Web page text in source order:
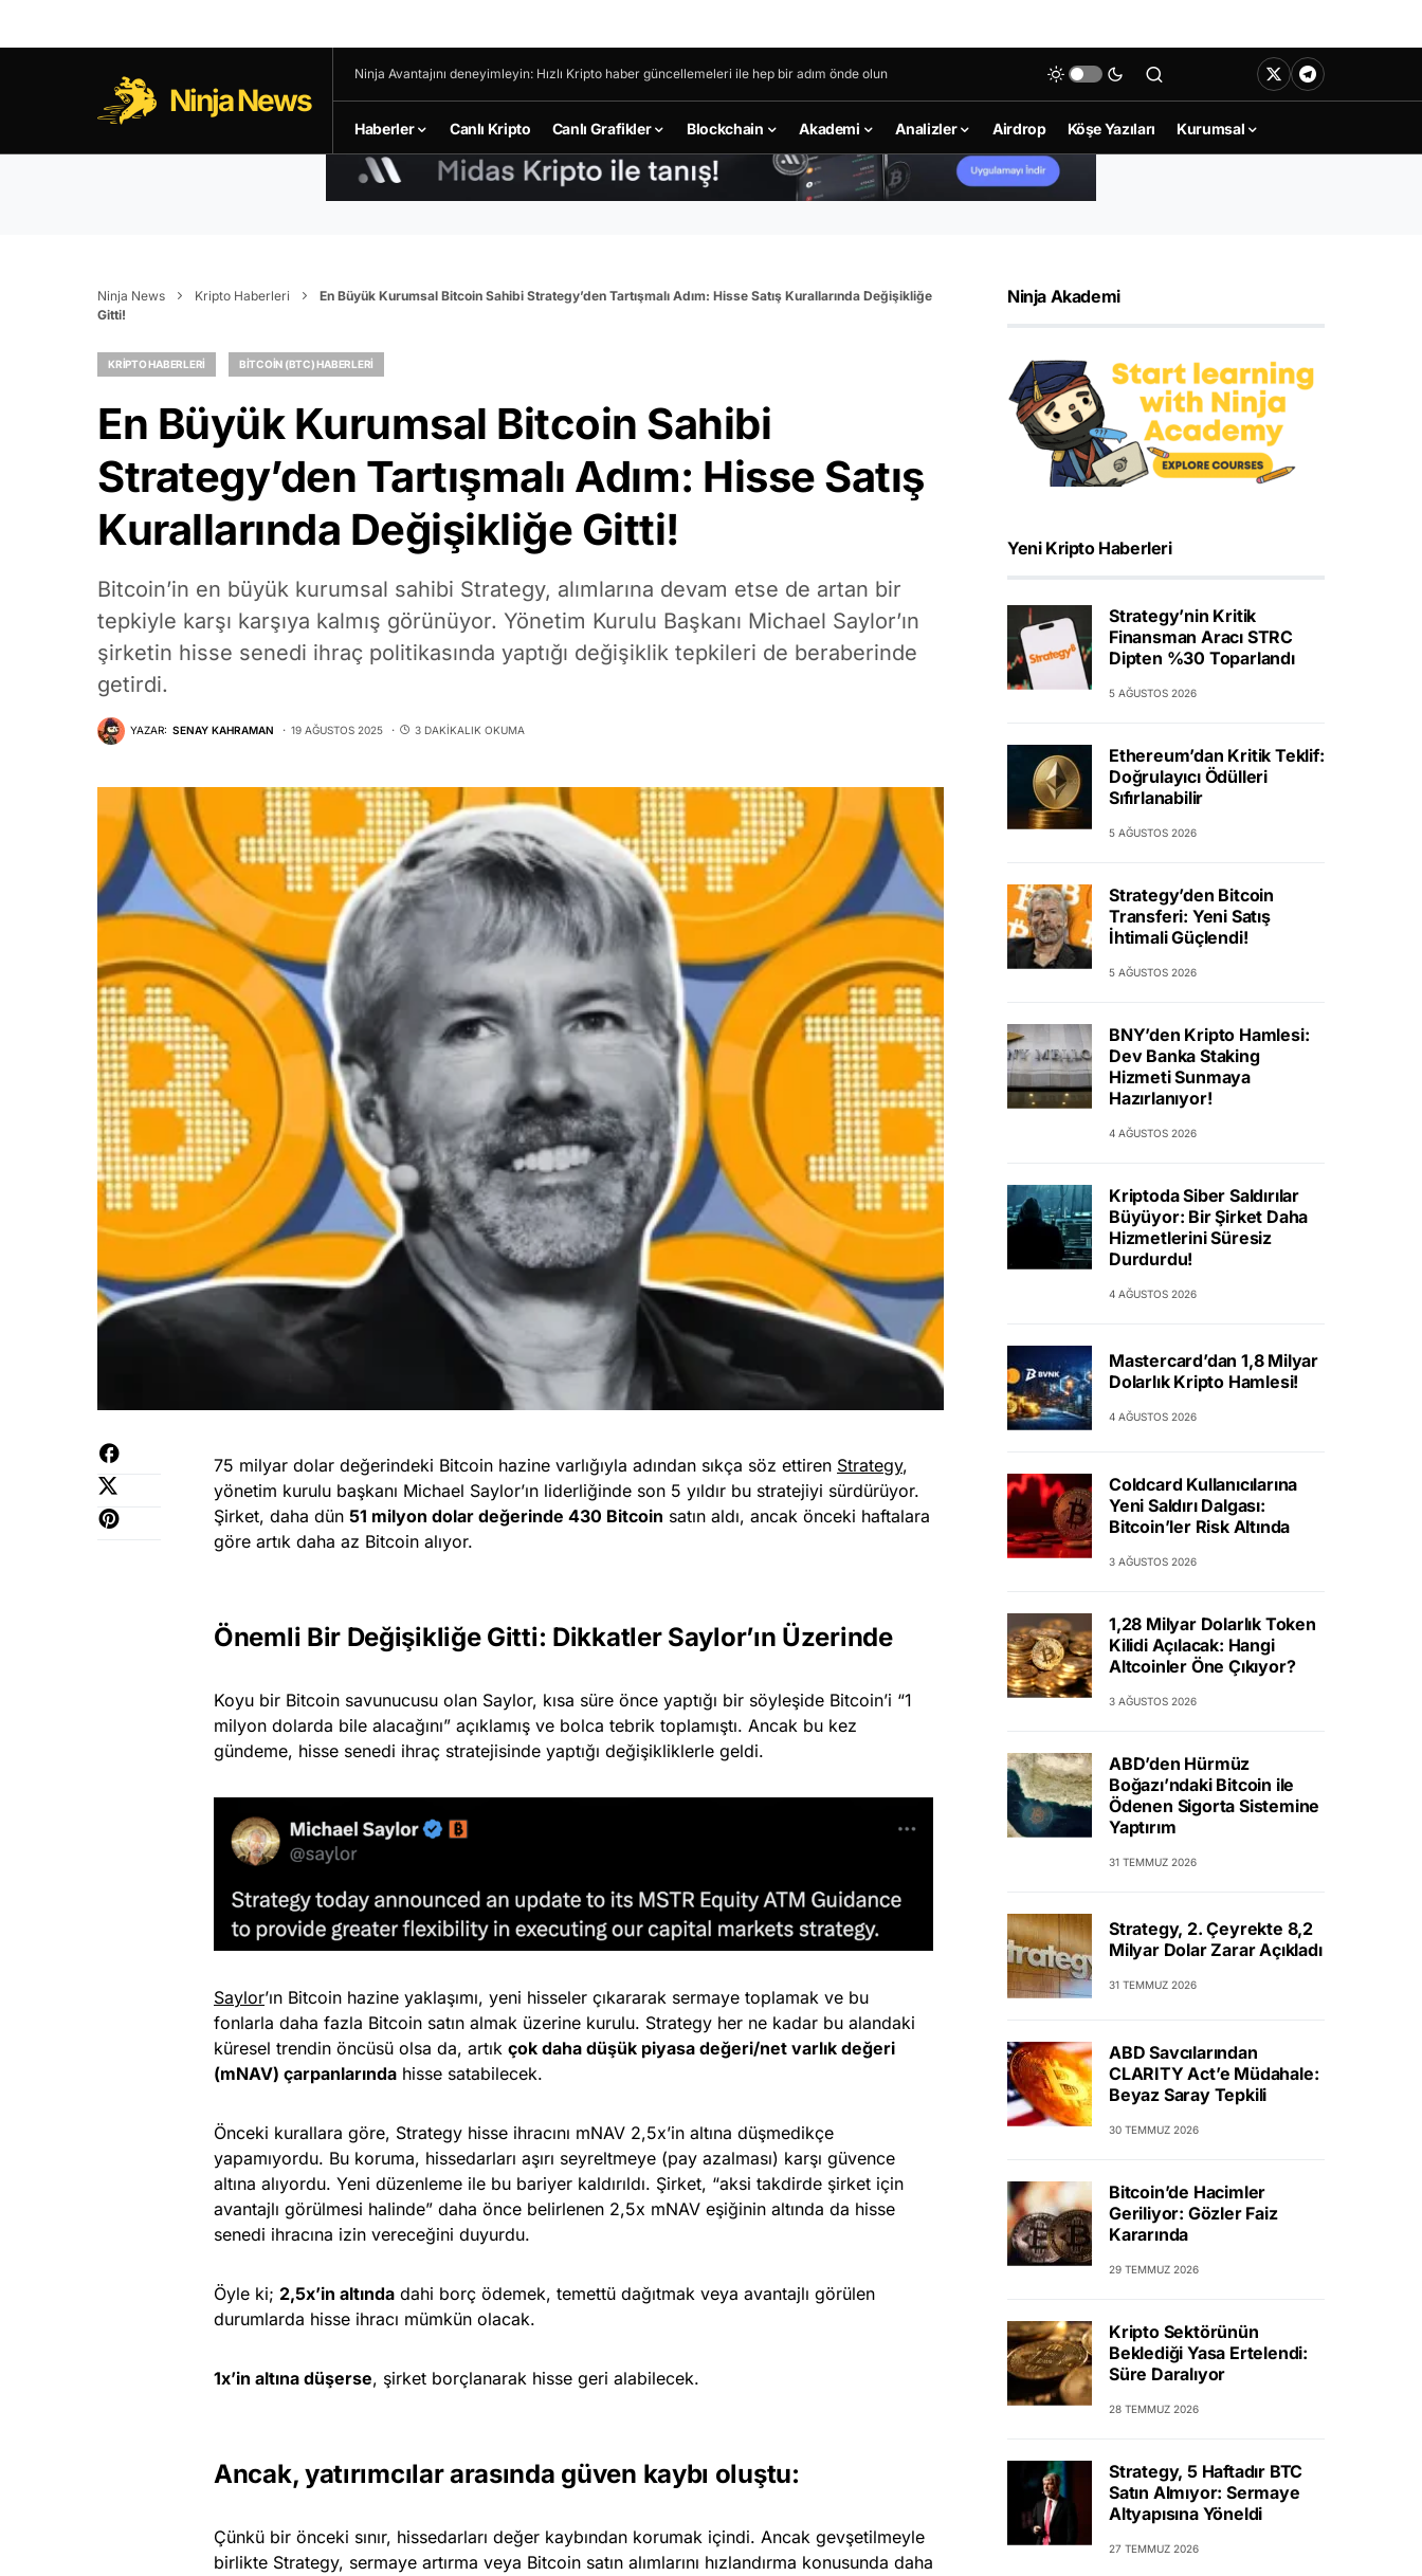
Ninja News
Ninja Avantajını deneyimleyin: Hızlı Kripto haber güncellemeleri ile hep bir adım önde olun
Haberler Canlı Kripto Canlı Grafikler Blockchain Akademi Analizler Airdrop Köşe Yazıları Kurumsal
Ninja News Kripto Haberleri
En Büyük Kurumsal Bitcoin Sahibi Strategy’den Tartışmalı Adım: Hisse Satış Kurallarında Değişikliğe
Gitti!
KRIPTO HABERLERI BITCOIN (BTC) HABERLERI
En Büyük Kurumsal Bitcoin Sahibi
Strategy’den Tartışmalı Adım: Hisse Satış
Kurallarında Değişikliğe Gitti!
Bitcoin’in en büyük kurumsal sahibi Strategy, alımlarına devam etse de artan bir
tepkiyle karşı karşıya kalmış görünüyor. Yönetim Kurulu Başkanı Michael Saylor’ın
şirketin hisse senedi ihraç politikasında yaptığı değişiklik tepkileri de beraberinde
getirdi.
YAZAR: SENAY KAHRAMAN 19 AĞUSTOS 2025 3 DAKIKALIK OKUMA
75 milyar dolar değerindeki Bitcoin hazine varlığıyla adından sıkça söz ettiren Strategy,
yönetim kurulu başkanı Michael Saylor’ın liderliğinde son 5 yıldır bu stratejiyi sürdürüyor.
Şirket, daha dün 51 milyon dolar değerinde 430 Bitcoin satın aldı, ancak önceki haftalara
göre artık daha az Bitcoin alıyor.
Önemli Bir Değişikliğe Gitti: Dikkatler Saylor’ın Üzerinde
Koyu bir Bitcoin savunucusu olan Saylor, kısa süre önce yaptığı bir söyleşide Bitcoin’i “1
milyon dolarda bile alacağını” açıklamış ve bolca tebrik toplamıştı. Ancak bu kez
gündeme, hisse senedi ihraç stratejisinde yaptığı değişikliklerle geldi.
Saylor’ın Bitcoin hazine yaklaşımı, yeni hisseler çıkararak sermaye toplamak ve bu
fonlarla daha fazla Bitcoin satın almak üzerine kurulu. Strategy her ne kadar bu alandaki
küresel trendin öncüsü olsa da, artık çok daha düşük piyasa değeri/net varlık değeri
(mNAV) çarpanlarında hisse satabilecek.
Önceki kurallara göre, Strategy hisse ihracını mNAV 2,5x’in altına düşmedikçe
yapamıyordu. Bu koruma, hissedarları aşırı seyreltmeye (pay azalması) karşı güvence
altına alıyordu. Yeni düzenleme ile bu bariyer kaldırıldı. Şirket, “aksi takdirde şirket için
avantajlı görülmesi halinde” daha önce belirlenen 2,5x mNAV eşiğinin altında da hisse
senedi ihracına izin vereceğini duyurdu.
Öyle ki; 2,5x’in altında dahi borç ödemek, temettü dağıtmak veya avantajlı görülen
durumlarda hisse ihracı mümkün olacak.
1x’in altına düşerse, şirket borçlanarak hisse geri alabilecek.
Ancak, yatırımcılar arasında güven kaybı oluştu:
Çünkü bir önceki sınır, hissedarları değer kaybından korumak içindi. Ancak gevşetilmeyle
birlikte Strategy, sermaye artırma veya Bitcoin satın alımlarını hızlandırma konusunda daha
Ninja Akademi
Yeni Kripto Haberleri
Strategy’nin Kritik
Finansman Aracı STRC
Dipten %30 Toparlandı
5 AĞUSTOS 2026
Ethereum’dan Kritik Teklif:
Doğrulayıcı Ödülleri
Sıfırlanabilir
5 AĞUSTOS 2026
Strategy’den Bitcoin
Transferi: Yeni Satış
İhtimali Güçlendi!
5 AĞUSTOS 2026
BNY’den Kripto Hamlesi:
Dev Banka Staking
Hizmeti Sunmaya
Hazırlanıyor!
4 AĞUSTOS 2026
Kriptoda Siber Saldırılar
Büyüyor: Bir Şirket Daha
Hizmetlerini Süresiz
Durdurdu!
4 AĞUSTOS 2026
Mastercard’dan 1,8 Milyar
Dolarlık Kripto Hamlesi!
4 AĞUSTOS 2026
Coldcard Kullanıcılarına
Yeni Saldırı Dalgası:
Bitcoin’ler Risk Altında
3 AĞUSTOS 2026
1,28 Milyar Dolarlık Token
Kilidi Açılacak: Hangi
Altcoinler Öne Çıkıyor?
3 AĞUSTOS 2026
ABD’den Hürmüz
Boğazı’ndaki Bitcoin ile
Ödenen Sigorta Sistemine
Yaptırım
31 TEMMUZ 2026
Strategy, 2. Çeyrekte 8,2
Milyar Dolar Zarar Açıkladı
31 TEMMUZ 2026
ABD Savcılarından
CLARITY Act’e Müdahale:
Beyaz Saray Tepkili
30 TEMMUZ 2026
Bitcoin’de Hacimler
Geriliyor: Gözler Faiz
Kararında
29 TEMMUZ 2026
Kripto Sektörünün
Beklediği Yasa Ertelendi:
Süre Daralıyor
28 TEMMUZ 2026
Strategy, 5 Haftadır BTC
Satın Almıyor: Sermaye
Altyapısına Yöneldi
27 TEMMUZ 2026